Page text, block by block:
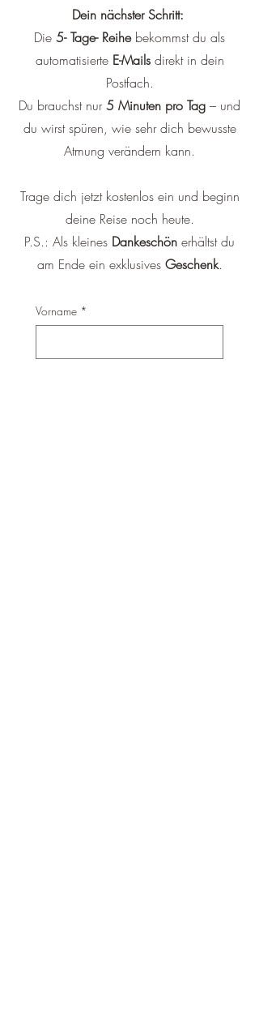
Dein nächster Schritt:
Die 5- Tage- Reihebekommst du als
automatisierte E-Mailsdirekt in dein
Postfach.
Du brauchst nur5 Minuten pro Tag – und
du wirst spüren, wie sehr dich bewusste
Atmung verändern kann.
Trage dich jetzt kostenlos ein und beginn
deine Reise noch heute.
P.S.: Als kleines Dankeschön erhältst du
am Ende ein exklusives Geschenk.
Vorname *